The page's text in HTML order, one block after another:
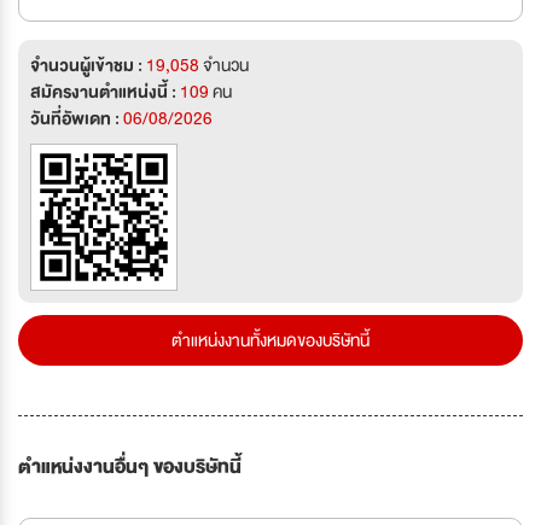
จำนวนผู้เข้าชม : 19,058จำนวน
สมัครงานตำแหน่งนี้ : 109คน
วันที่อัพเดท :06/08/2026
ตำแหน่งงานทั้งหมดของบริษัทนี้
ตำแหน่งงานอื่นๆ ของบริษัทนี้